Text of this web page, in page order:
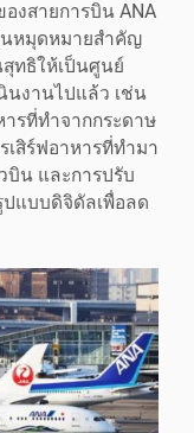
องสายการบิน ANA
นหมุดหมายสำคัญ
ทธิให้เป็นศูนย์
นงานไปแล้ว เช่น
ารที่ทำจากกระดาษ
เสิร์ฟอาหารที่ทำมา
บิน และการปรับ
ปแบบดิจิดัลเพื่อลด